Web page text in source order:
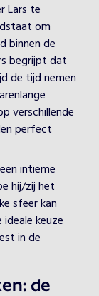
Lars te
om
binnen de
begrijpt dat
de tijd nemen
verschillende
perfect
intieme
hij/zij het
sfeer kan
keuze
in de
de